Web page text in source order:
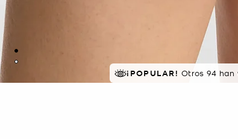
EN DEMANDA.
¡POPULAR! Otros 94